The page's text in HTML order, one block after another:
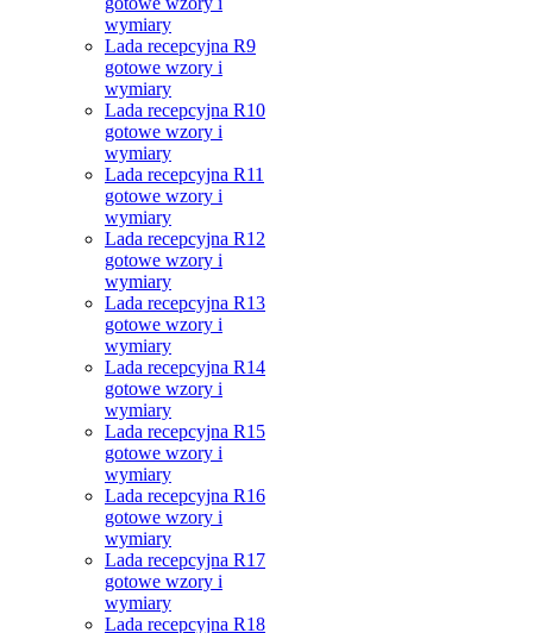
wymiary
Lada recepcyjna R9
gotowe wzory i
wymiary
Lada recepcyjna R10
gotowe wzory i
wymiary
Lada recepcyjna R11
gotowe wzory i
wymiary
Lada recepcyjna R12
gotowe wzory i
wymiary
Lada recepcyjna R13
gotowe wzory i
wymiary
Lada recepcyjna R14
gotowe wzory i
wymiary
Lada recepcyjna R15
gotowe wzory i
wymiary
Lada recepcyjna R16
gotowe wzory i
wymiary
Lada recepcyjna R17
gotowe wzory i
wymiary
Lada recepcyjna R18